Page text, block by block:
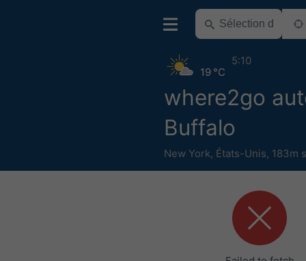
where2go
Buffalo
New York, États-Unis, 183m
19 °C
5:10